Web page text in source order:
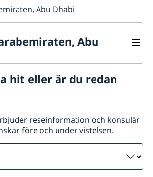
Abu Dhabi
Abu
svenska företag
hit eller är du redan
reseinformation och konsulär
före och under vistelsen.